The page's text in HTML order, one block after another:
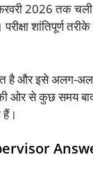
2026 तक
शांतिपूर्ण
और इसे अलग-अलग
ओर से कुछ समय